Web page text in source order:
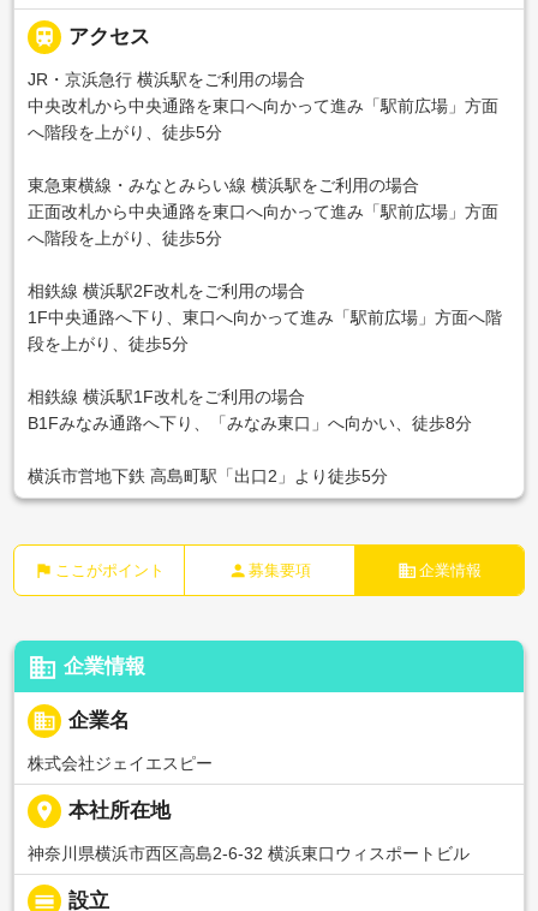
 アクセス
JR・京浜急行 横浜駅をご利用の場合
中央改札から中央通路を東口へ向かって進み「駅前広場」方面
へ階段を上がり、徒歩5分
東急東横線・みなとみらい線 横浜駅をご利用の場合
正面改札から中央通路を東口へ向かって進み「駅前広場」方面
へ階段を上がり、徒歩5分
相鉄線 横浜駅2F改札をご利用の場合
1F中央通路へ下り、東口へ向かって進み「駅前広場」方面へ階
段を上がり、徒歩5分
相鉄線 横浜駅1F改札をご利用の場合
B1Fみなみ通路へ下り、「みなみ東口」へ向かい、徒歩8分
横浜市営地下鉄 高島町駅「出口2」より徒歩5分
flag ここがポイント person 募集要項 business 企業情報
business 企業情報
business 企業名
株式会社ジェイエスピー
place 本社所在地
神奈川県横浜市西区高島2-6-32 横浜東口ウィスポートビル
calendar_view_day 設立